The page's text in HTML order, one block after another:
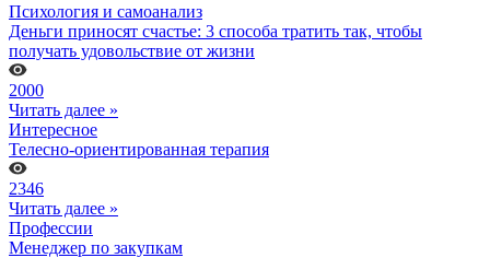
Психология и самоанализ
Деньги приносят счастье: 3 способа тратить так, чтобы
получать удовольствие от жизни
2000
Читать далее »
Интересное
Телесно-ориентированная терапия
2346
Читать далее »
Профессии
Менеджер по закупкам